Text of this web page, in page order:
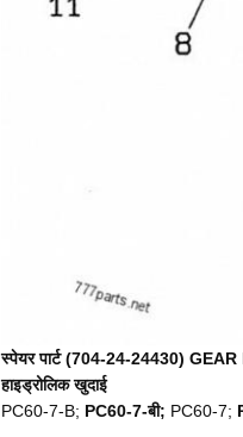
स्पेयर पार्ट (704-24-24430)
हाइड्रोलिक खुदाई
PC60-7-B; PC60-7-बी; PC60-7;